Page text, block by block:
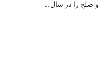
صلح را در سال …